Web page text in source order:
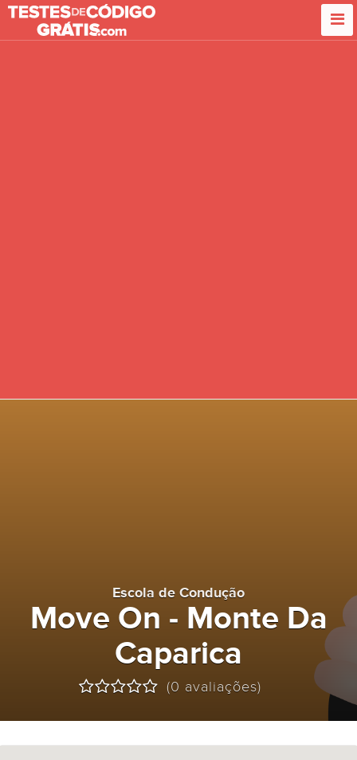
Escola de Condução
Move On - Monte Da
Caparica
(0 avaliações)